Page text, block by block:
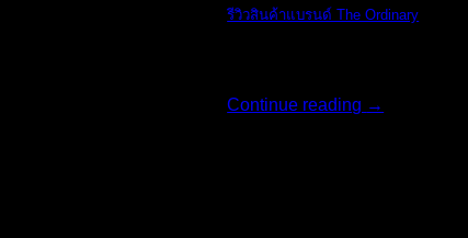
รีวิวสินค้าแบรนด์ The Ordinary
Continue reading →